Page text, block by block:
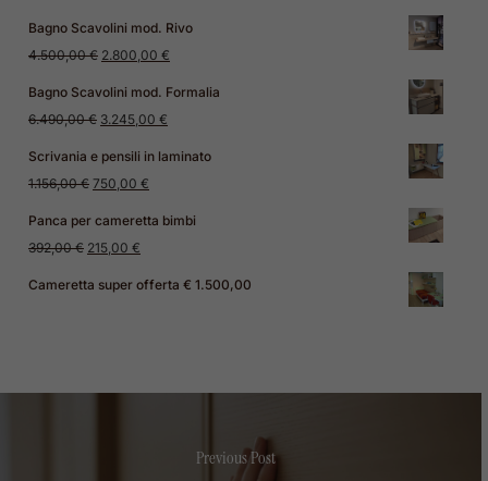
Bagno Scavolini mod. Rivo
4.500,00€ Il
prezzo
originale
4.500,00 €.
2.800,00 €Il
prezzo
Bagno Scavolini mod. Formalia
6.490,00€ Il
prezzo
originale
6.490,00 €.
3.245,00 €Il
prezzo
è:
Scrivania e pensili in laminato
1.156,00€ Il
prezzo
originale
750,00 €Il
prezzo
è:
Panca per cameretta bimbi
392,00€ Il
prezzo
215,00 €Il
prezzo
Cameretta super offerta € 1.500,00
Previous Post